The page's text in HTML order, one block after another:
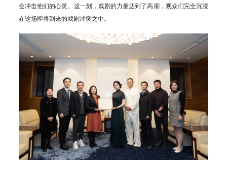
会冲击他们的心灵。这一刻，戏剧的力量达到了高潮，观众们完全沉浸
在这场即将到来的戏剧冲突之中。